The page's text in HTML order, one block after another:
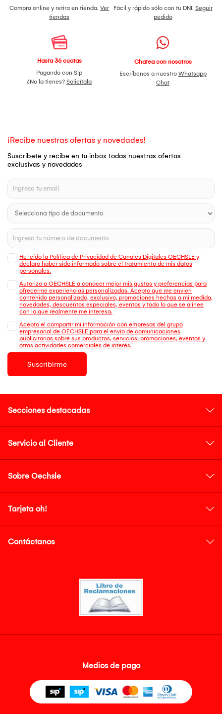
Compra online y retira en tienda. Ver
tiendas
Fácil y rápido sólo con tu DNI. Seguir
pedido
Hasta 36 cuotas
Pagando con Sip
¿No la tienes? Solicítala
Chatea con nosotros
Escríbenos a nuestro Whatsapp
Chat
¡Recibe nuestras ofertas y novedades!
Suscríbete y recibe en tu inbox todas nuestras ofertas
exclusivas y novedades
He leído la Política de Privacidad de Canales Digitales OECHSLE y
declaro haber sido informado sobre el tratamiento de mis datos
personales.
Autorizo a OECHSLE a conocer mejor mis gustos y preferencias para
ofrecerme experiencias personalizadas. Acepto que me envien
contenido personalizado, exclusivo, promociones hechas a mi medida,
novedades, descuentos especiales, eventos y todo lo que se alinee
con lo que realmente me interesa.
Acepto el compartir mi información con empresas del grupo
empresarial de OECHSLE para el envío de comunicaciones
publicitarias sobre sus productos, servicios, promociones, eventos y
otras actividades comerciales de interés.
Suscribirme
Secciones destacadas
Servicio al Cliente
Sobre Oechsle
Tarjeta oh!
Contáctanos
Medios de pago